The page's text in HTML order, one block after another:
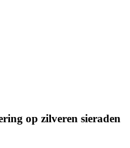
op zilveren sieraden